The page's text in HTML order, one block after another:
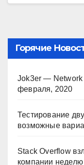
Горячие
Jok3er — Network
февраля, 2020
Тестирование
возможные
Stack Overflow
компании неделю